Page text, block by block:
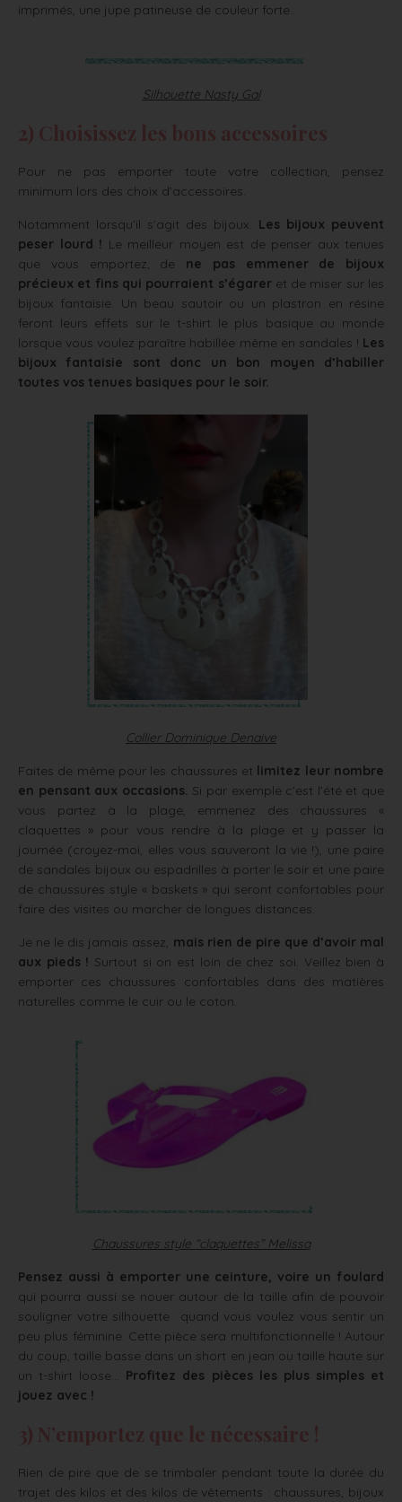
imprimés, une jupe patineuse de couleur forte…
Silhouette Nasty Gal
Pour ne pas emporter toute votre collection, pensez
minimum lors des choix d’accessoires.
Notamment lorsqu’il s’agit des bijoux. Les bijoux peuvent
peser lourd ! Le meilleur moyen est de penser aux tenues
que vous emportez, de ne pas emmener de bijoux
précieux et fins qui pourraient s’égareret de miser sur les
bijoux fantaisie. Un beau sautoir ou un plastron en résine
feront leurs effets sur le t-shirt le plus basique au monde
lorsque vous voulez paraître habillée même en sandales ! Les
bijoux fantaisie sont donc un bon moyen d’habiller
toutes vos tenues basiques pour le soir.
Collier Dominique Denaive
Faites de même pour les chaussures et limitez leur nombre
en pensant aux occasions. Si par exemple c’est l’été et que
vous partez à la plage, emmenez des chaussures «
claquettes » pour vous rendre à la plage et y passer la
journée (croyez-moi, elles vous sauveront la vie !), une paire
de sandales bijoux ou espadrilles à porter le soir et une paire
de chaussures style « baskets » qui seront confortables pour
faire des visites ou marcher de longues distances.
Je ne le dis jamais assez, mais rien de pire que d’avoir mal
aux pieds ! Surtout si on est loin de chez soi. Veillez bien à
emporter ces chaussures confortables dans des matières
naturelles comme le cuir ou le coton.
Chaussures style “claquettes” Melissa
Pensez aussi à emporter une ceinture, voire un foulard
qui pourra aussi se nouer autour de la taille afin de pouvoir
souligner votre silhouette quand vous voulez vous sentir un
peu plus féminine. Cette pièce sera multifonctionnelle ! Autour
du coup, taille basse dans un short en jean ou taille haute sur
un t-shirt loose… Profitez des pièces les plus simples et
jouez avec !
Rien de pire que de se trimbaler pendant toute la durée du
trajet des kilos et des kilos de vêtements : chaussures, bijoux